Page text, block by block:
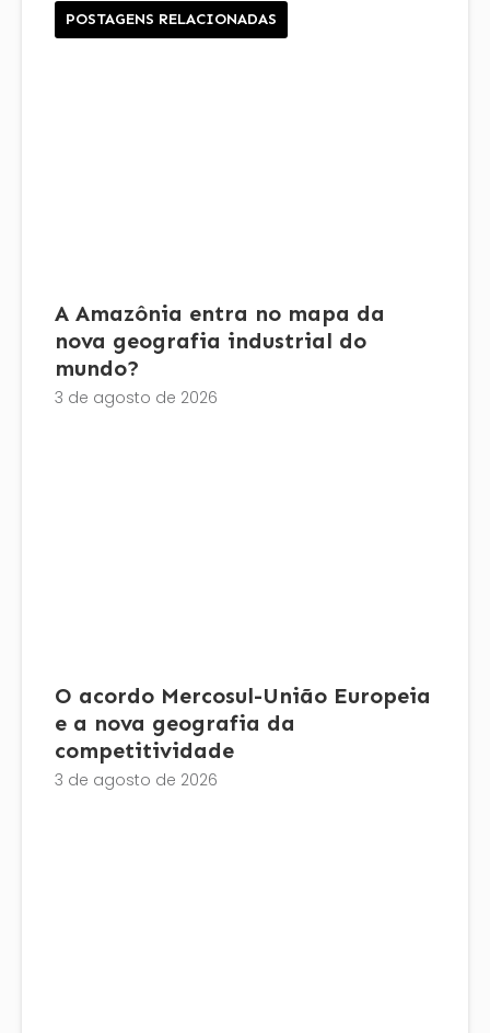
POSTAGENS RELACIONADAS
A Amazônia entra no mapa da
nova geografia industrial do
mundo?
3 de agosto de 2026
O acordo Mercosul-União Europeia
e a nova geografia da
competitividade
3 de agosto de 2026